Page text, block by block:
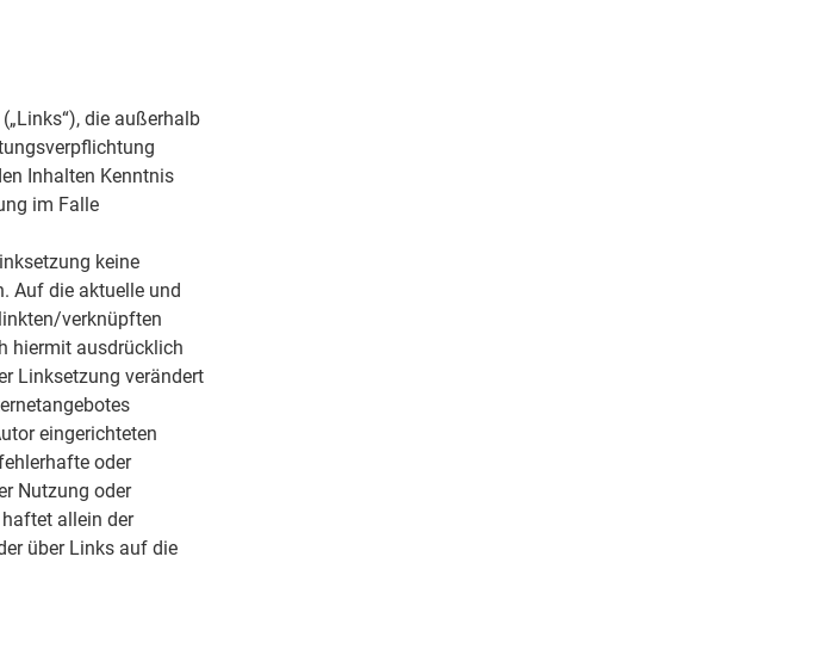
die außerhalb
Inhalten Kenntnis
im Falle
keine
Auf die aktuelle und
verknüpften
hiermit ausdrücklich
Linksetzung verändert
eingerichteten
oder
Nutzung oder
allein der
über Links auf die